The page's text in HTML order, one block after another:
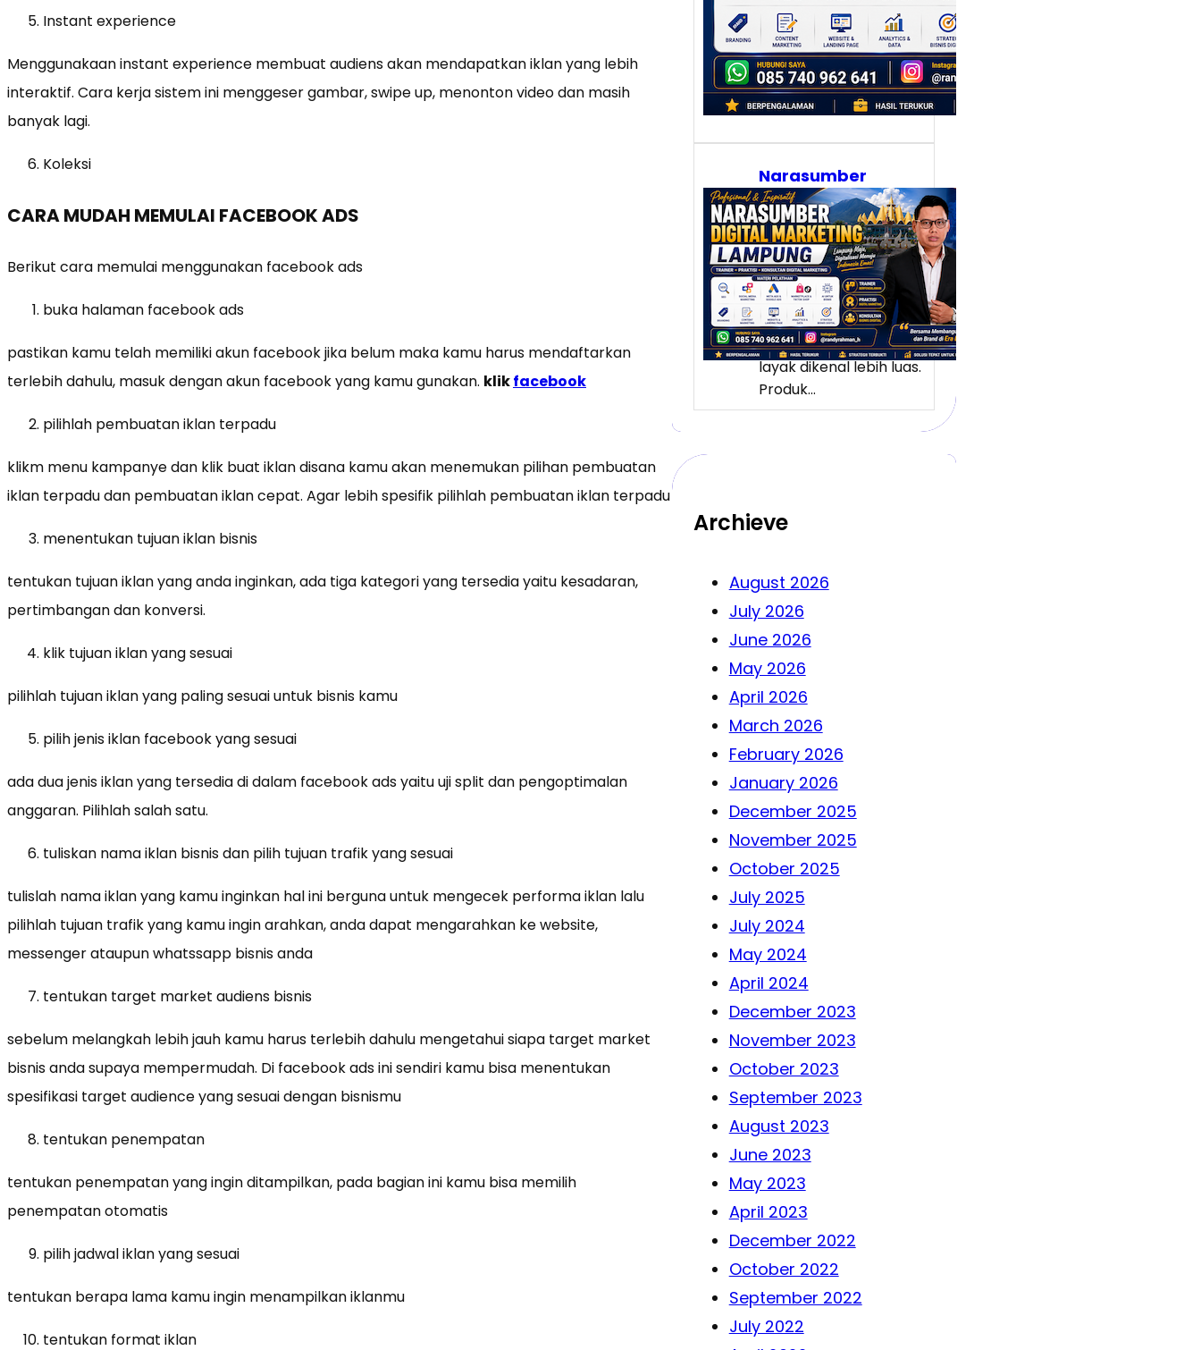
Instant experience
Menggunakaan instant experience membuat audiens akan mendapatkan iklan yang lebih
interaktif. Cara kerja sistem ini menggeser gambar, swipe up, menonton video dan masih
banyak lagi.
Koleksi
CARA MUDAH MEMULAI FACEBOOK ADS
Berikut cara memulai menggunakan facebook ads
buka halaman facebook ads
pastikan kamu telah memiliki akun facebook jika belum maka kamu harus mendaftarkan
terlebih dahulu, masuk dengan akun facebook yang kamu gunakan. klikfacebook
pilihlah pembuatan iklan terpadu
klikm menu kampanye dan klik buat iklan disana kamu akan menemukan pilihan pembuatan
iklan terpadu dan pembuatan iklan cepat. Agar lebih spesifik pilihlah pembuatan iklan terpadu
menentukan tujuan iklan bisnis
tentukan tujuan iklan yang anda inginkan, ada tiga kategori yang tersedia yaitu kesadaran,
pertimbangan dan konversi.
klik tujuan iklan yang sesuai
pilihlah tujuan iklan yang paling sesuai untuk bisnis kamu
pilih jenis iklan facebook yang sesuai
ada dua jenis iklan yang tersedia di dalam facebook ads yaitu uji split dan pengoptimalan
anggaran. Pilihlah salah satu.
tuliskan nama iklan bisnis dan pilih tujuan trafik yang sesuai
tulislah nama iklan yang kamu inginkan hal ini berguna untuk mengecek performa iklan lalu
pilihlah tujuan trafik yang kamu ingin arahkan, anda dapat mengarahkan ke website,
messenger ataupun whatssapp bisnis anda
tentukan target market audiens bisnis
sebelum melangkah lebih jauh kamu harus terlebih dahulu mengetahui siapa target market
bisnis anda supaya mempermudah. Di facebook ads ini sendiri kamu bisa menentukan
spesifikasi target audience yang sesuai dengan bisnismu
tentukan penempatan
tentukan penempatan yang ingin ditampilkan, pada bagian ini kamu bisa memilih
penempatan otomatis
pilih jadwal iklan yang sesuai
tentukan berapa lama kamu ingin menampilkan iklanmu
tentukan format iklan
Jakarta adalah kota
yang bergerak cepat.
Pagi hari, sebuah tren…
Narasumber
Digital Marketing
Lampung:
Mengubah Potensi
Lokal Menjadi
Peluang Pasar
yang Lebih Luas
Lampung memiliki
banyak potensi yang
layak dikenal lebih luas.
Produk…
Archieve
August 2026
July 2026
June 2026
May 2026
April 2026
March 2026
February 2026
January 2026
December 2025
November 2025
October 2025
July 2025
July 2024
May 2024
April 2024
December 2023
November 2023
October 2023
September 2023
August 2023
June 2023
May 2023
April 2023
December 2022
October 2022
September 2022
July 2022